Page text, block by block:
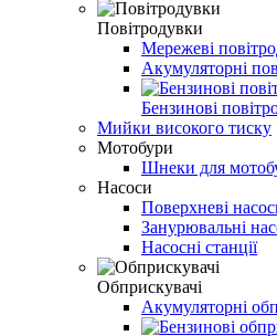
Повітродувки
Мережеві
Акумуляторні
Бензинові
Мийки високого тиску
Мотобури
Шнеки для
Насоси
Поверхневі
Занурювальні
Насосні станції
Обприскувачі
Акумуляторні